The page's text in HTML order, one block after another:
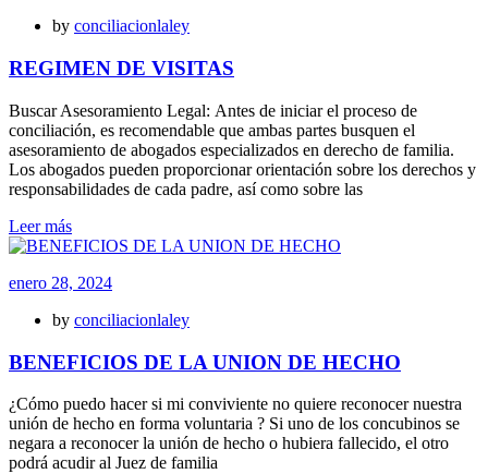
by conciliacionlaley
REGIMEN DE VISITAS
Buscar Asesoramiento Legal: Antes de iniciar el proceso de
conciliación, es recomendable que ambas partes busquen el
asesoramiento de abogados especializados en derecho de familia.
Los abogados pueden proporcionar orientación sobre los derechos y
responsabilidades de cada padre, así como sobre las
Leer más
enero 28, 2024
by conciliacionlaley
BENEFICIOS DE LA UNION DE HECHO
¿Cómo puedo hacer si mi conviviente no quiere reconocer nuestra
unión de hecho en forma voluntaria ? Si uno de los concubinos se
negara a reconocer la unión de hecho o hubiera fallecido, el otro
podrá acudir al Juez de familia